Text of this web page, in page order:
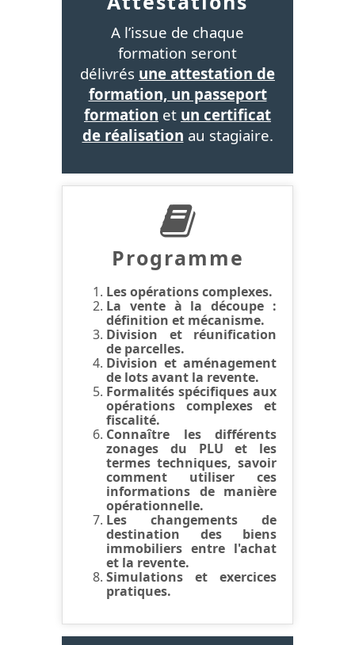
A l’issue de chaque
formation seront
délivrés une attestation de
formation, un passeport
formation et un certificat
de réalisation au stagiaire.
Programme
Les opérations complexes.
La vente à la découpe :
définition et mécanisme.
Division et réunification
de parcelles.
Division et aménagement
de lots avant la revente.
Formalités spécifiques aux
opérations complexes et
fiscalité.
Connaître les différents
zonages du PLU et les
termes techniques, savoir
comment utiliser ces
informations de manière
opérationnelle.
Les changements de
destination des biens
immobiliers entre l'achat
et la revente.
Simulations et exercices
pratiques.